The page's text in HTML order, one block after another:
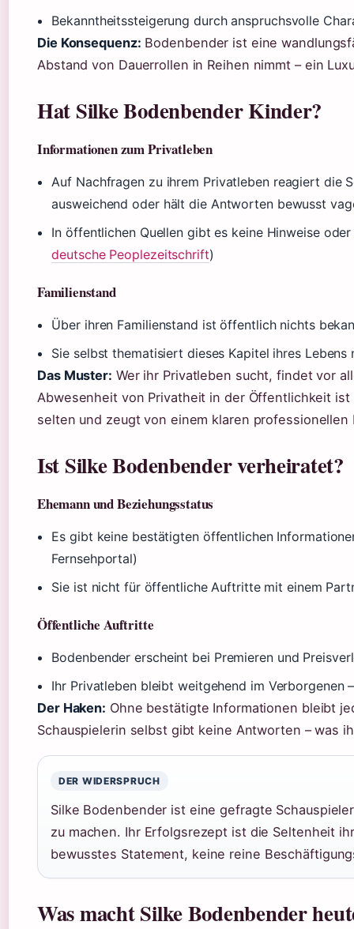
Bekanntheitssteigerung durch anspruchsvolle
Die Konsequenz: Bodenbender ist eine
Abstand von Dauerrollen in Reihen nimmt – ein
Hat Silke Bodenbender Kinder?
Informationen zum Privatleben
Auf Nachfragen zu ihrem Privatleben reagiert die
ausweichend oder hält die Antworten bewusst
In öffentlichen Quellen gibt es keine Hinweise
deutsche Peoplezeitschrift)
Familienstand
Über ihren Familienstand ist öffentlich nichts
Sie selbst thematisiert dieses Kapitel ihres Lebens
Das Muster: Wer ihr Privatleben sucht, findet vor
Abwesenheit von Privatheit in der Öffentlichkeit
selten und zeugt von einem klaren professionellen
Ist Silke Bodenbender verheiratet?
Ehemann und Beziehungsstatus
Es gibt keine bestätigten öffentlichen
Fernsehportal)
Sie ist nicht für öffentliche Auftritte mit einem
Öffentliche Auftritte
Bodenbender erscheint bei Premieren und
Ihr Privatleben bleibt weitgehend im Verborgenen
Der Haken: Ohne bestätigte Informationen bleibt
Schauspielerin selbst gibt keine Antworten – was
DER WIDERSPRUCH
Silke Bodenbender ist eine gefragte
zu machen. Ihr Erfolgsrezept ist die Seltenheit
bewusstes Statement, keine reine
Was macht Silke Bodenbender